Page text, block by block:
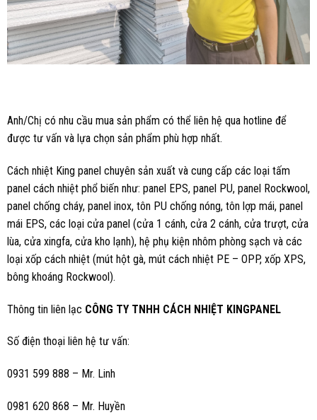
Anh/Chị có nhu cầu mua sản phẩm có thể liên hệ qua hotline để
được tư vấn và lựa chọn sản phẩm phù hợp nhất.
Cách nhiệt King panel chuyên sản xuất và cung cấp các loại tấm
panel cách nhiệt phổ biến như: panel EPS, panel PU, panel Rockwool,
panel chống cháy, panel inox, tôn PU chống nóng, tôn lợp mái, panel
mái EPS, các loại cửa panel (cửa 1 cánh, cửa 2 cánh, cửa trượt, cửa
lùa, cửa xingfa, cửa kho lạnh), hệ phụ kiện nhôm phòng sạch và các
loại xốp cách nhiệt (mút hột gà, mút cách nhiệt PE – OPP, xốp XPS,
bông khoáng Rockwool).
Thông tin liên lạc CÔNG TY TNHH CÁCH NHIỆT KINGPANEL
Số điện thoại liên hệ tư vấn:
0931 599 888 – Mr. Linh
0981 620 868 – Mr. Huyền